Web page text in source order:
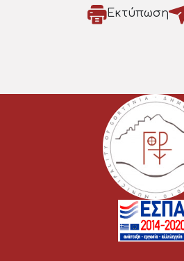
Εκτύπωση